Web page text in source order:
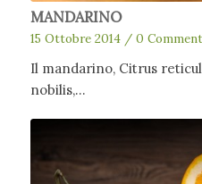
MANDARINO
15 Ottobre 2014 / 0
Il mandarino, Citrus
nobilis,…